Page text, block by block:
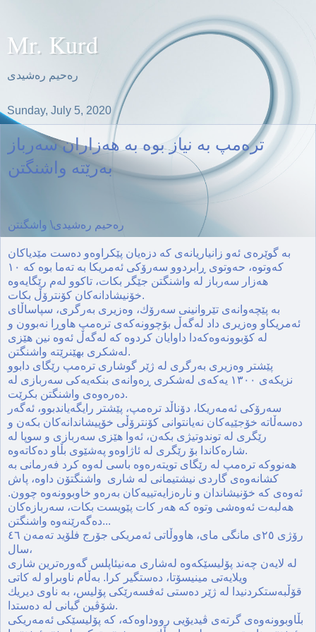
Mr. Kurd
ره‌حیم ره‌شیدی
Sunday, July 5, 2020
تره‌مپ به‌ نیاز بوه‌ به‌ هه‌زاران سه‌رباز
به‌رێته‌ واشنگتن
ره‌حیم ره‌شیدی\ واشگنتن
به‌ گوێره‌ی ئه‌و زانیاریانه‌ی كه‌ دزه‌یان پێكراوه‌و ده‌ست مێدیاكان
كه‌وتوه‌، حه‌وتوی ڕابردوو سه‌رۆكی ئه‌مریكا به‌ ته‌ما بوه‌ كه‌ ١٠
هه‌زار سه‌رباز له‌ واشنگتن جێگر بكات، تاكوو له‌م رێگایه‌وه‌
خۆنیشادانه‌كان كۆنترۆڵ بكات.
به‌ پێچه‌وانه‌ی تێروانینی سه‌رۆك، وه‌زیری به‌رگری، سپاساڵای
ئه‌مریكاو وه‌زیری داد له‌گه‌ڵ بۆچوونه‌كه‌ی تره‌مپ هاوڕا نه‌بوون و
له‌ كۆبوونه‌وه‌كه‌دا داوایان كردوه‌ كه‌ له‌گه‌ڵ ئه‌وه‌ نین هێزی
له‌شكری بهێنرێته‌ واشنگتن.
پێشتر وه‌زیری به‌رگری لە ژێر گوشاری تره‌مپ رێگای دابوو‌
نزیکەی ١٣٠٠ یەکەی لەشکری ڕەوانەی بنکەیەکی سەربازی لە
دەرەوەی واشنگتن بکرێت.
سه‌رۆكی ئه‌مه‌ریكا، دۆناڵد تره‌مپ، پێشتر رایگه‌یاندبوو، ئه‌گه‌ر
ده‌سه‌ڵاته‌ خۆجێیه‌كان نه‌یانتوانی كۆنترۆڵی خۆپیشاندانه‌كان بكه‌ن و
رێگری له‌ توندوتیژی بكه‌ن، ئه‌وا هێزی سه‌ربازی و سوپا له‌
شاره‌كاندا بۆ رێگری له‌ ئاژاوه‌و په‌شێوی بڵاو ده‌كاته‌وه‌.
هه‌نووكه تره‌مپ له‌ رێگای تویته‌ره‌وه‌ باسی له‌وه‌ كرد فه‌رمانی به‌
کشانەوەی گاردی نیشتیمانی لە شاری واشنگتۆن داوه‌، پاش
ئه‌وه‌ی كه‌ خۆنیشاندان و ناره‌زایه‌تییه‌كان به‌ره‌و خاوبوونه‌وه‌ چوون.
هه‌لبه‌ت ئه‌وه‌شی وتوه‌ كه‌ هه‌ر كات پێویست بكات، سه‌ربازه‌كان
ده‌گه‌رێنه‌وه‌ واشنگتن...
رۆژی ٢٥ی مانگی مای، هاووڵاتی ئه‌مریكی جۆرج فلۆید ته‌مه‌ن ٤٦
سال،
له ‌لایه‌ن چه‌ند پۆلیسێكه‌وه‌ له‌شاری مه‌نیئاپلس گه‌وره‌ترین شاری
ویلایه‌تی مینیسۆتا، ده‌ستگیر كرا. به‌ڵام ناوبراو له ‌كاتی
قۆڵبه‌ستكردنیدا له ‌ژێر ده‌ستی ئه‌فسه‌رێكی پۆلیس، به‌ ناوی دیریك
شۆڤین گیانی له ‌ده‌ستدا.
بڵاوبوونه‌وه‌ی گرته‌ی ڤیدیۆیی رووداوه‌كه‌، كه‌ پۆلیسێكی ئه‌مه‌ریكی